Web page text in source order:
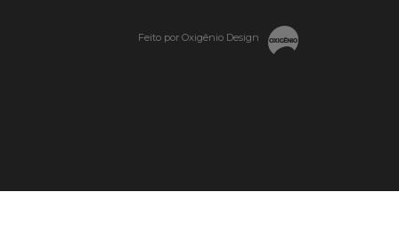
Feito por Oxigênio Design